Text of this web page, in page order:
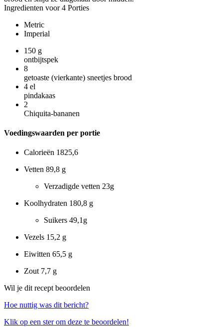
Ingredienten voor 4 Porties
Metric
Imperial
150 g
ontbijtspek
8
getoaste (vierkante) sneetjes brood
4 el
pindakaas
2
Chiquita-bananen
Voedingswaarden per portie
Calorieën 1825,6
Vetten 89,8 g
Verzadigde vetten 23g
Koolhydraten 180,8 g
Suikers 49,1g
Vezels 15,2 g
Eiwitten 65,5 g
Zout 7,7 g
Wil je dit recept beoordelen
Hoe nuttig was dit bericht?
Klik op een ster om deze te beoordelen!